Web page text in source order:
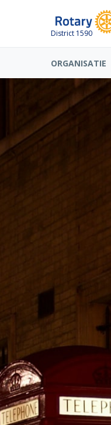
District 1590
ORGANISATIE